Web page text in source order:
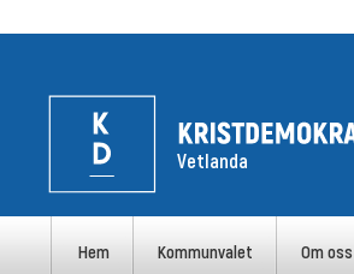
Vetlanda
Hoppa till huvudinnehåll
Hoppa till sekundärt innehåll
Hem Kommunvalet Om oss